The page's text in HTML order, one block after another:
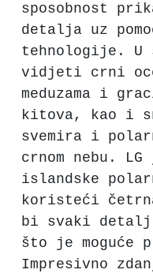
sposobnost
detalja uz
tehnologije. U
vidjeti crni
meduzama i
kitova, kao i
svemira i
crnom nebu.
islandske
koristeći
bi svaki
što je moguće
Impresivno